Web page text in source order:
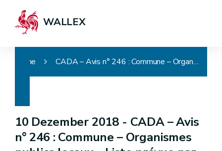
WALLEX
Home CADA – Avis n° 246 : Commune – Organismes publics locaux – Liste prévue par l'article L6431-2, §2 du CDLD – Obligation de publicité active – Obligation de collaboration avec la CADA – Communication
10 Dezember 2018 - CADA – Avis
n° 246 : Commune – Organismes